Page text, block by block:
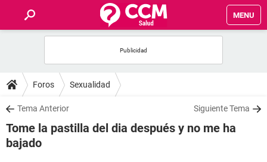
MENU
FOROS
SALUD
FAMILIA
Foros Sexualidad
Tema Anterior Siguiente Tema
Tome la pastilla del dia después y no me ha
bajado